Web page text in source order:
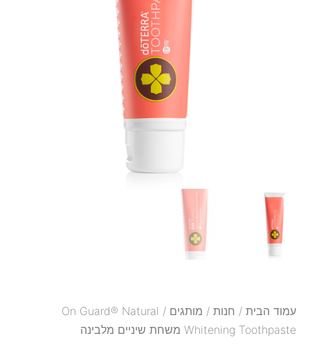
עמוד הבית / חנות / מותגים
/ On Guard® Natural
Whitening Toothpaste משחת שיניים מלבינה